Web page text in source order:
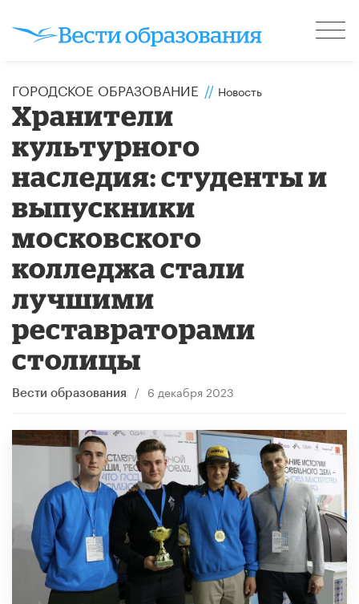
ГОРОДСКОЕ ОБРАЗОВАНИЕ // Новость
Хранители
культурного
наследия: студенты и
выпускники
московского
колледжа стали
лучшими
реставраторами
столицы
Вести образования / 6 декабря 2023